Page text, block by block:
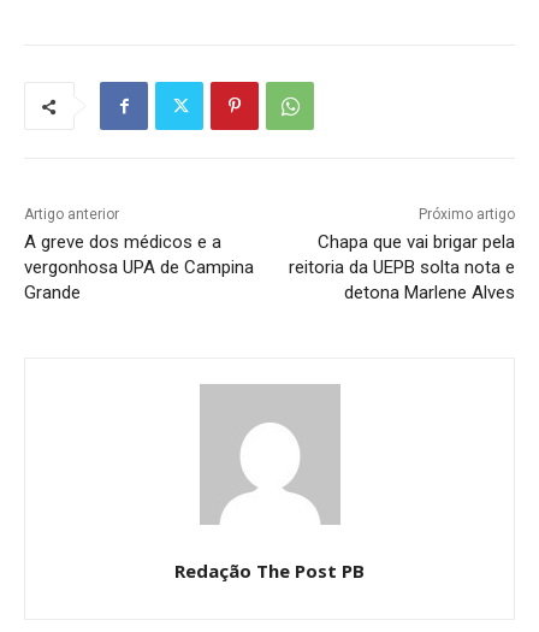
Artigo anterior
A greve dos médicos e a
vergonhosa UPA de Campina
Grande
Próximo artigo
Chapa que vai brigar pela
reitoria da UEPB solta nota e
detona Marlene Alves
Redação The Post PB